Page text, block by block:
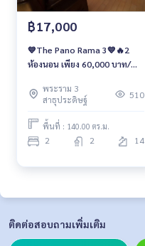
฿17,000
💙The Pano Rama 3💙🔥2
ห้องนอน เพียง 60,000 บาท/
พระราม 3
สาธุประดิษฐ์
510
พื้นที่ : 140.00 ตร.ม.
2 2 14
ติดต่อสอบถามเพิ่มเติม